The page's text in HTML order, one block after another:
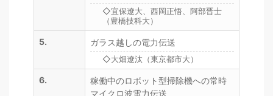
◇宜保遼大、西岡正悟、阿部晋士
（豊橋技科大）
5. ガラス越しの電力伝送
◇大畑遼汰（東京都市大）
6.
稼働中のロボット型掃除機への常時
マイクロ波電力伝送